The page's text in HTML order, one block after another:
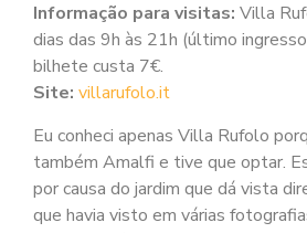
Informação para visitas: Villa
dias das 9h às 21h (último
bilhete custa 7€.
Site: villarufolo.it
Eu conheci apenas Villa Rufolo
também Amalfi e tive que optar.
por causa do jardim que dá vista
que havia visto em várias